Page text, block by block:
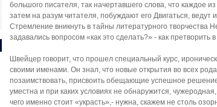
большого писателя, так начертавшего слова, что каждое
затем на разум читателя, побуждают его Двигаться, ведут
Стремление вникнуть в тайны литературного
задавались вопросом «как это сделать?» - как
Швейцер говорит, что прошел специальный курс,
своими именами. Он знал, что новые открытия во всех
позаимствовать, присвоить обещающие успешное
уместна и при каких условиях не обнаружится,
чего именно стоит «украсть»,- нужна, скажем не столь